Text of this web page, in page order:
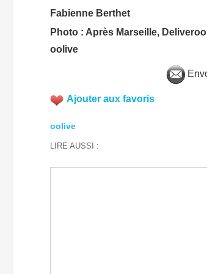
Fabienne Berthet
Photo : Après Marseille,
oolive
Ajouter aux favoris
oolive
LIRE AUSSI :